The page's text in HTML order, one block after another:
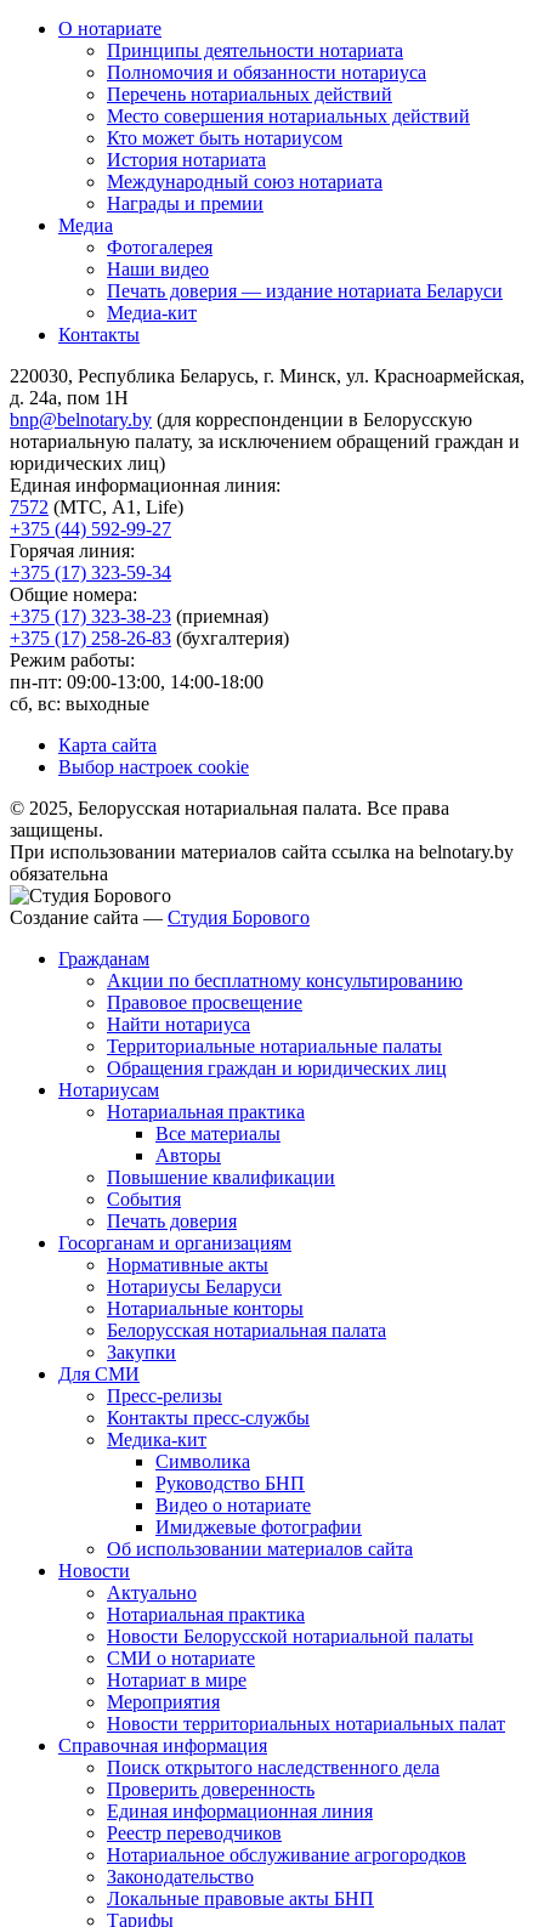
О нотариате
Принципы деятельности нотариата
Полномочия и обязанности нотариуса
Перечень нотариальных действий
Место совершения нотариальных действий
Кто может быть нотариусом
История нотариата
Международный союз нотариата
Награды и премии
Медиа
Фотогалерея
Наши видео
Печать доверия — издание нотариата Беларуси
Медиа-кит
Контакты
220030, Республика Беларусь, г. Минск, ул. Красноармейская,
д. 24а, пом 1Н
bnp@belnotary.by (для корреспонденции в Белорусскую
нотариальную палату, за исключением обращений граждан и
юридических лиц)
Единая информационная линия:
7572 (МТС, A1, Life)
+375 (44) 592-99-27
Горячая линия:
+375 (17) 323-59-34
Общие номера:
+375 (17) 323-38-23 (приемная)
+375 (17) 258-26-83 (бухгалтерия)
Режим работы:
пн-пт: 09:00-13:00, 14:00-18:00
сб, вс: выходные
Карта сайта
Выбор настроек cookie
© 2025, Белорусская нотариальная палата. Все права
защищены.
При использовании материалов сайта ссылка на belnotary.by
обязательна
Создание сайта — Студия Борового
Гражданам
Акции по бесплатному консультированию
Правовое просвещение
Найти нотариуса
Территориальные нотариальные палаты
Обращения граждан и юридических лиц
Нотариусам
Нотариальная практика
Все материалы
Авторы
Повышение квалификации
События
Печать доверия
Госорганам и организациям
Нормативные акты
Нотариусы Беларуси
Нотариальные конторы
Белорусская нотариальная палата
Закупки
Для СМИ
Пресс-релизы
Контакты пресс-службы
Медика-кит
Символика
Руководство БНП
Видео о нотариате
Имиджевые фотографии
Об использовании материалов сайта
Новости
Актуально
Нотариальная практика
Новости Белорусской нотариальной палаты
СМИ о нотариате
Нотариат в мире
Мероприятия
Новости территориальных нотариальных палат
Справочная информация
Поиск открытого наследственного дела
Проверить доверенность
Единая информационная линия
Реестр переводчиков
Нотариальное обслуживание агрогородков
Законодательство
Локальные правовые акты БНП
Тарифы